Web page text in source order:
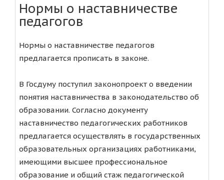
Нормы о наставничестве
педагогов
Нормы о наставничестве педагогов
предлагается прописать в законе.
В Госдуму поступил законопроект о введении
понятия наставничества в законодательство об
образовании. Согласно документу
наставничество педагогических работников
предлагается осуществлять в государственных
образовательных организациях работниками,
имеющими высшее профессиональное
образование и общий стаж педагогической